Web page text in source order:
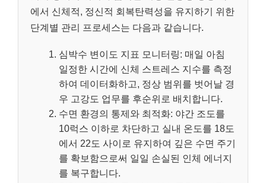
에서 신체적, 정신적 회복탄력성을 유지하기 위한
단계별 관리 프로세스는 다음과 같습니다.
심박수 변이도 지표 모니터링: 매일 아침
일정한 시간에 신체 스트레스 지수를 측정
하여 데이터화하고, 정상 범위를 벗어날 경
우 고강도 업무를 후순위로 배치합니다.
수면 환경의 통제와 최적화: 야간 조도를
10럭스 이하로 차단하고 실내 온도를 18도
에서 22도 사이로 유지하여 깊은 수면 주기
를 확보함으로써 일일 손실된 인체 에너지
를 복구합니다.